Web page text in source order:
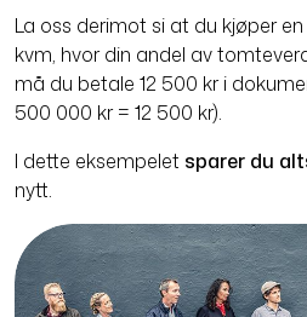
La oss derimot si at du kjøper en
kvm, hvor din andel av
må du betale 12 500 kr i
500 000 kr = 12 500 kr).
I dette eksempelet sparer du
nytt.